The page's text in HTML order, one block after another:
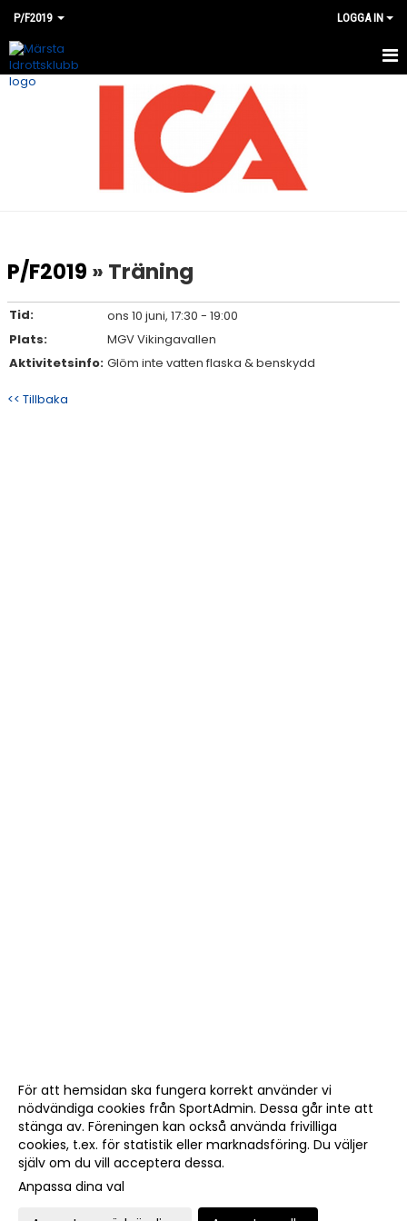
P/F2019 LOGGA IN
HEM
DOKUMENT
P/F2019 » Träning
Tid:
ons 10 juni, 17:30 - 19:00
Plats:
MGV Vikingavallen
Aktivitetsinfo: Glöm inte vatten flaska & benskydd
<< Tillbaka
För att hemsidan ska fungera korrekt använder vi
nödvändiga cookies från SportAdmin. Dessa går inte att
stänga av. Föreningen kan också använda frivilliga
cookies, t.ex. för statistik eller marknadsföring. Du väljer
själv om du vill acceptera dessa.
Anpassa dina val